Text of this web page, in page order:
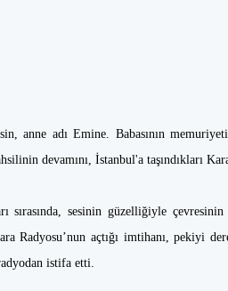
anne adı Emine. Babasının
devamını, İstanbul'a taşındıkları
sırasında, sesinin güzelliğiyle
Radyosu’nun açtığı imtihanı, pekiyi
istifa etti.